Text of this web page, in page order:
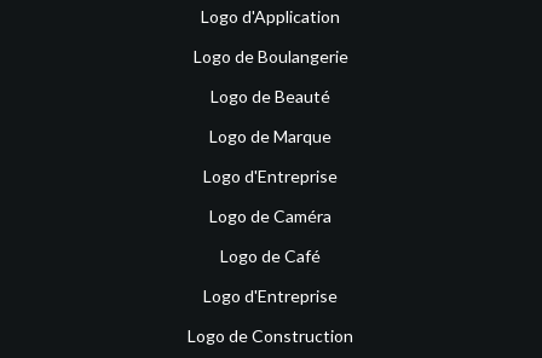
Logo d'Application
Logo de Boulangerie
Logo de Beauté
Logo de Marque
Logo d'Entreprise
Logo de Caméra
Logo de Café
Logo d'Entreprise
Logo de Construction